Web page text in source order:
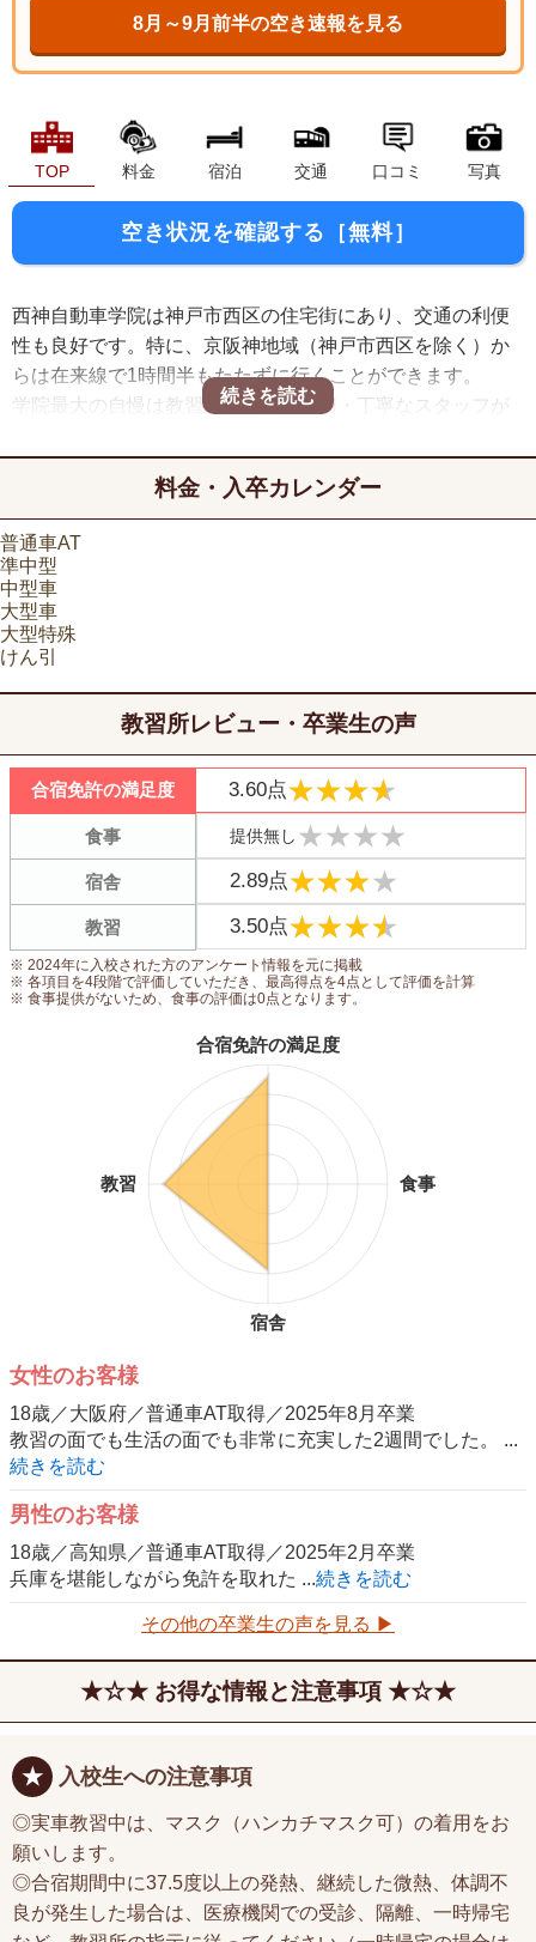
8月～9月前半の空き速報を見る
TOP 料金 宿泊 交通 口コミ 写真
空き状況を確認する［無料］
西神自動車学院は神戸市西区の住宅街にあり、交通の利便
性も良好です。特に、京阪神地域（神戸市西区を除く）か
らは在来線で1時間半もたたずに行くことができます。
学院最大の自慢は教習の質です。親切・丁寧なスタッフが
形にバラエティのある神戸市を走ることができますので、
技量が身につきやすくなることでしょう。
家具が揃ったマンションタイプの宿舎や充実した休憩コー
ナーなど、教習外の設備も充実しています。教習時間外に
しっかりリフレッシュできるのも嬉しいですね。
料金・入卒カレンダー
普通車AT
準中型
中型車
大型車
大型特殊
けん引
教習所レビュー・卒業生の声
合宿免許の満足度 3.60点★★★★
★★★★
食事 提供無し ★★★★
★★★★
宿舎 2.89点★★★★
★★★★
教習 3.50点★★★★
★★★★
※ 2024年に入校された方のアンケート情報を元に掲載
※ 各項目を4段階で評価していただき、最高得点を4点として評価を計算
※ 食事提供がないため、食事の評価は0点となります。
合宿免許の満足度
教習 食事
宿舎
女性のお客様
18歳／大阪府／普通車AT取得／2025年8月卒業
教習の面でも生活の面でも非常に充実した2週間でした。 ...
続きを読む
男性のお客様
18歳／高知県／普通車AT取得／2025年2月卒業
兵庫を堪能しながら免許を取れた ...続きを読む
その他の卒業生の声を見る ▶
お得な情報と注意事項
入校生への注意事項
◎実車教習中は、マスク（ハンカチマスク可）の着用をお
願いします。
◎合宿期間中に37.5度以上の発熱、継続した微熱、体調不
良が発生した場合は、医療機関での受診、隔離、一時帰宅